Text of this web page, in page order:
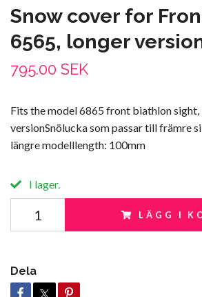
Snow cover for
6565, longer
795.00 SEK
Fits the model 6865 front biathlon sight,
versionSnölucka som passar till främre
längre modelllength: 100mm
I lager.
LÄGG I
Dela